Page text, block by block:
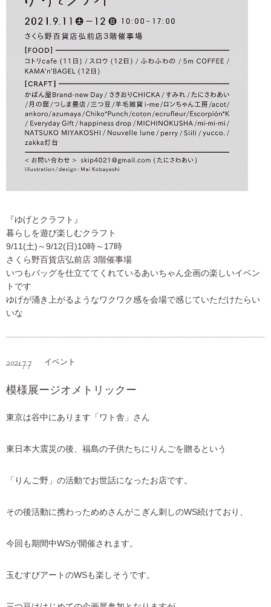
『ゆげとクラフト』
暮らしを遊び楽しむクラフト
9/11(土)～9/12(日)10時～17時
さくら野百貨店弘前店 3階催事場
いつもバッグを仕立ててくれているあいちゃん企画の楽しいイベン
トです
ゆげが涌き上がるようなワクワク感を会場で感じていただけたらい
いな
2021.7.7 イベント
模様展ージオメトリックー
東京は谷中にあります「ワト舎」さん
東日本大震災の後、福島の子供たちにりんごを贈るという
「りんご野」の活動でお世話になったお店です。
その後活動に携わっためめさんがこぎん刺しのWS続けており、
今回も期間中WSが開催されます。
玉むすびアートのWSも楽しそうです。